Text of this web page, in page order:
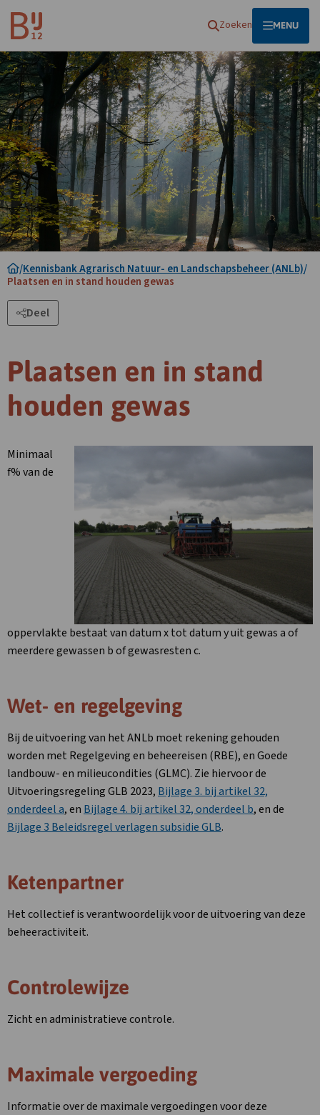
Homepagina Zoeken OPEN
MENU
/Kennisbank Agrarisch Natuur- en Landschapsbeheer (ANLb)/
Plaatsen en in stand houden gewas
Deel
Plaatsen en in stand
houden gewas
Minimaal
f% van de
oppervlakte bestaat van datum x tot datum y uit gewas a of
meerdere gewassen b of gewasresten c.
Wet- en regelgeving
Bij de uitvoering van het ANLb moet rekening gehouden
worden met Regelgeving en beheereisen (RBE), en Goede
landbouw- en milieucondities (GLMC). Zie hiervoor de
Uitvoeringsregeling GLB 2023, Bijlage 3. bij artikel 32,
onderdeel a, en Bijlage 4. bij artikel 32, onderdeel b, en de
Bijlage 3 Beleidsregel verlagen subsidie GLB.
Ketenpartner
Het collectief is verantwoordelijk voor de uitvoering van deze
beheeractiviteit.
Controlewijze
Zicht en administratieve controle.
Maximale vergoeding
Informatie over de maximale vergoedingen voor deze